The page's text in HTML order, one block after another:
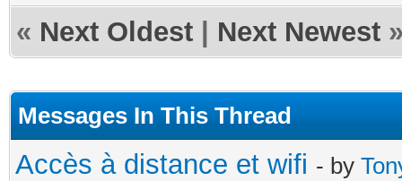
« Next Oldest Next Newest
Messages In This Thread
Accès à distance et wifi - by